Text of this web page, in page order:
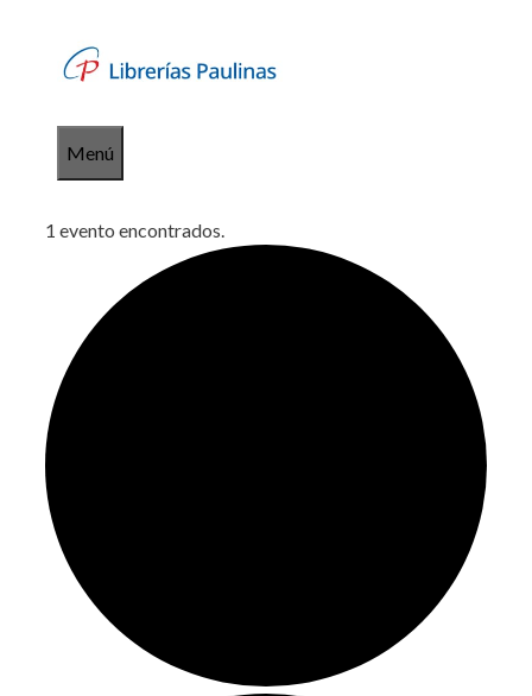
contenido
Menú
1 evento encontrados.